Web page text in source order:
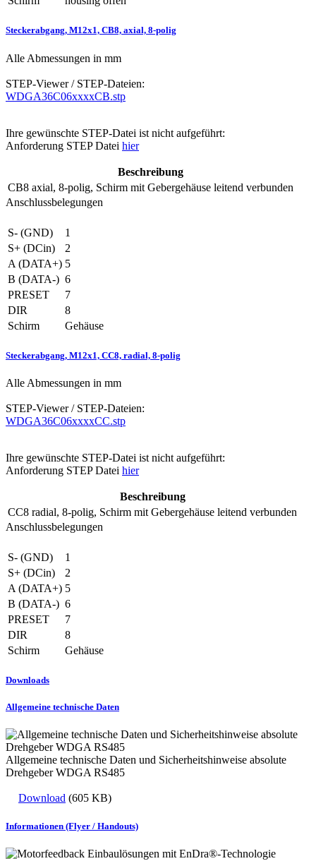
Steckerabgang, M12x1, CB8, axial, 8-polig
Alle Abmessungen in mm
STEP-Viewer / STEP-Dateien:
WDGA36C06xxxxCB.stp
Ihre gewünschte STEP-Datei ist nicht aufgeführt:
Anforderung STEP Datei hier
Beschreibung
CB8 axial, 8-polig, Schirm mit Gebergehäuse leitend verbunden
Anschlussbelegungen
S- (GND)
1
S+ (DCin)
2
A (DATA+) 5
B (DATA-) 6
PRESET
7
DIR
8
Schirm
Gehäuse
Steckerabgang, M12x1, CC8, radial, 8-polig
Alle Abmessungen in mm
STEP-Viewer / STEP-Dateien:
WDGA36C06xxxxCC.stp
Ihre gewünschte STEP-Datei ist nicht aufgeführt:
Anforderung STEP Datei hier
Beschreibung
CC8 radial, 8-polig, Schirm mit Gebergehäuse leitend verbunden
Anschlussbelegungen
S- (GND)
1
S+ (DCin)
2
A (DATA+) 5
B (DATA-) 6
PRESET
7
DIR
8
Schirm
Gehäuse
Downloads
Allgemeine technische Daten
Allgemeine technische Daten und Sicherheitshinweise absolute
Drehgeber WDGA RS485
Download (605 KB)
Informationen (Flyer / Handouts)